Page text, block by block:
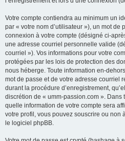
Votre compte contiendra au minimum un
par « votre nom d’utilisateur »), un mot
connexion à votre compte (désigné ci-
une adresse courriel personnelle valide
courriel »). Vos informations pour votre
protégées par les lois de protection des
nous héberge. Toute information en-
mot de passe et de votre adresse courriel
durant la procédure d’enregistrement,
discrétion de « umm-passion.com ». Dans
quelle information de votre compte sera
votre profil, vous pouvez souscrire ou non
le logiciel phpBB.